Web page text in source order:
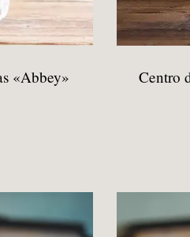
«Abbey» Centro